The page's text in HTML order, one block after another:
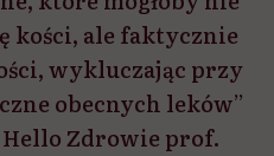
kości, ale faktycznie
wykluczając przy
obecnych leków”
Zdrowie prof.